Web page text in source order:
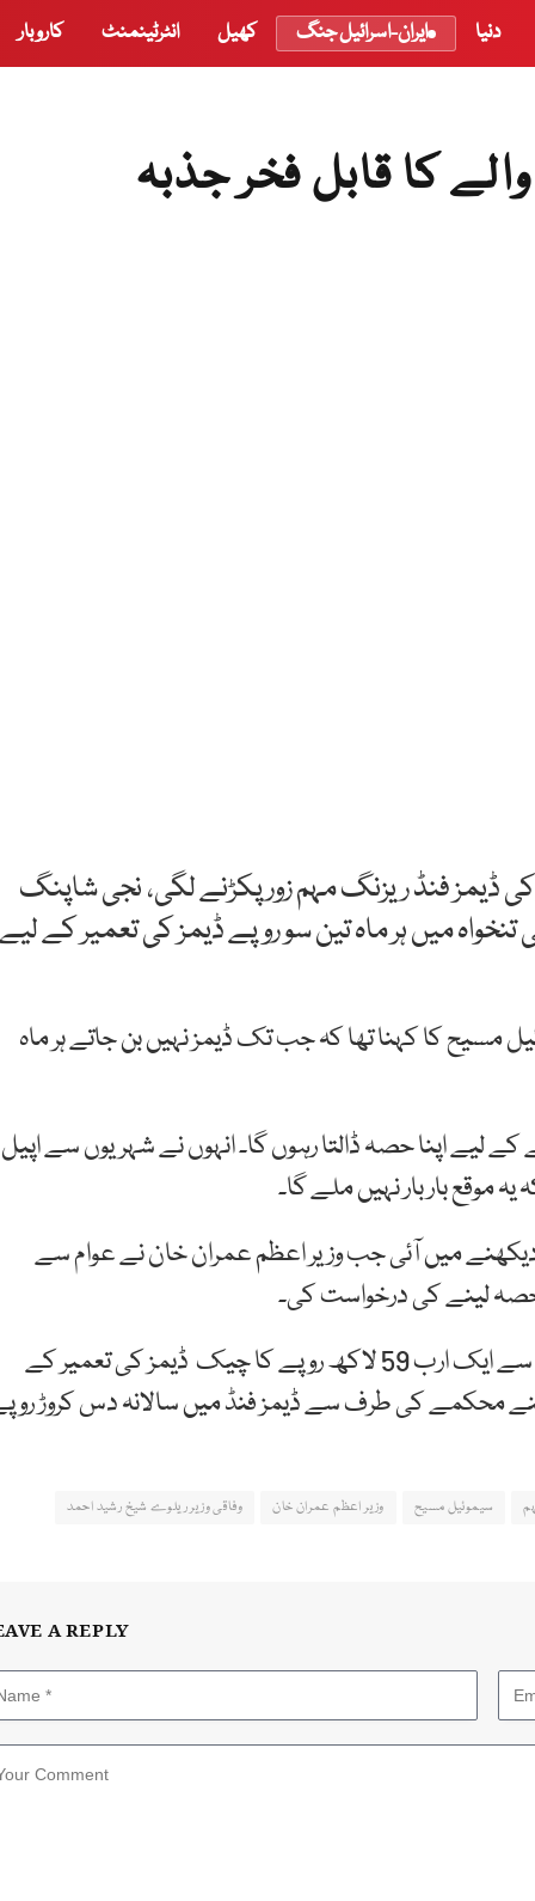
دنیا ایران-اسرائیل جنگ کھیل انٹرٹینمنٹ کاروبار
کا قابل فخر جذبہ
فنڈ ریزنگ مہم زور پکڑنے لگی، نجی شاپنگ
میں ہر ماہ تین سو روپے ڈیمز کی تعمیر کے لیے
مسیح کا کہنا تھا کہ جب تک ڈیمز نہیں بن جاتے ہر ماہ
لیے اپنا حصہ ڈالتا رہوں گا۔ انہوں نے شہریوں سے اپیل
موقع بار بار نہیں ملے گا۔
میں آئی جب وزیر اعظم عمران خان نے عوام سے
حصہ لینے کی درخواست کی۔
آرمی چیف جنرل قمر جاوید باجوہ نے پاک فوج کی جانب سے ایک ارب 59 لاکھ روپے کا چیک ڈیمز کی تعمیر کے
محکمے کی طرف سے ڈیمز فنڈ میں سالانہ دس کروڑ
سیموئیل مسیح وزیر اعظم عمران خان وفاقی وزیر ریلوے شیخ رشید احمد
A REPLY